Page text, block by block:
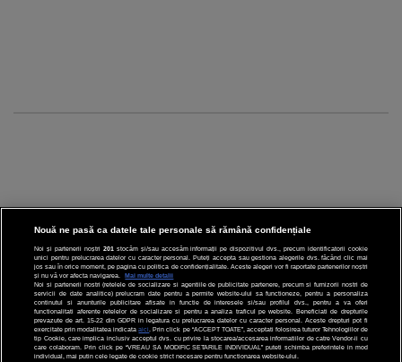
CINEMA
DIVERTISMENT
STIRI
TEHNOLOGIE
Nouă ne pasă ca datele tale personale să rămână confidențiale
Noi și partenerii noștri 201 stocăm și/sau accesăm informații pe dispozitivul dvs., precum identificatorii cookie
unici pentru prelucrarea datelor cu caracter personal. Puteți accepta sau gestiona alegerile dvs. făcând clic mai
jos sau în orice moment, pe pagina cu politica de confidențialitate. Aceste alegeri vor fi raportate partenerilor noștri
și nu vă vor afecta navigarea.
Mai multe detalii
Noi si partenerii nostri (retelele de socializare si agentiile de publicitate partenere, precum si furnizorii nostri de
servicii de date analitice) prelucram date pentru a permite website-ului sa functioneze, pentru a personaliza
continutul si anunturile publicitare afisate in functie de interesele si/sau profilul dvs., pentru a va oferi
functionalitati aferente retelelor de socializare si pentru a analiza traficul pe website. Beneficiati de drepturile
prevazute de art. 15-22 din GDPR in legatura cu prelucrarea datelor cu caracter personal. Aceste drepturi pot fi
exercitate prin modalitatea indicataaici . Prin click pe “ACCEPT TOATE”, acceptati folosirea tuturor Tehnologiilor de
tip Cookie, care implica inclusiv acceptul dvs. cu privire la stocarea/accesarea informatiilor de catre Vendor-ii cu
care colaboram. Prin click pe “VREAU SA MODIFIC SETARILE INDIVIDUAL” puteti schimba preferintele in mod
individual, mai putin cele legate de cookie strict necesare pentru functionarea website-ului.